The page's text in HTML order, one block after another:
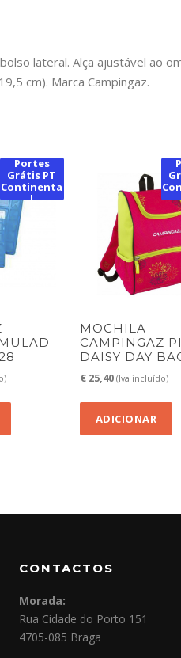
lateral. Alça ajustável ao
cm). Marca Campingaz.
Portes
Grátis PT
Continenta
l
MOCHILA
CAMPINGAZ
DAISY DAY
€25,40 (Iva incluído)
ADICIONAR
CONTACTOS
Morada:
Rua Cidade do Porto 151
4705-085 Braga